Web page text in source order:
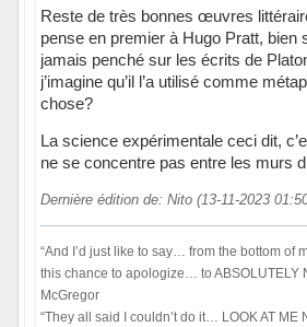
Reste de très bonnes œuvres
pense en premier à Hugo Pratt, bien
jamais penché sur les écrits de
j’imagine qu’il l’a utilisé comme
chose?
La science expérimentale ceci dit,
ne se concentre pas entre les murs
Dernière édition de: Nito (13-11-2023
“And I’d just like to say… from the bottom of
this chance to apologize… to ABSOLUTELY
McGregor
“They all said I couldn’t do it… LOOK AT